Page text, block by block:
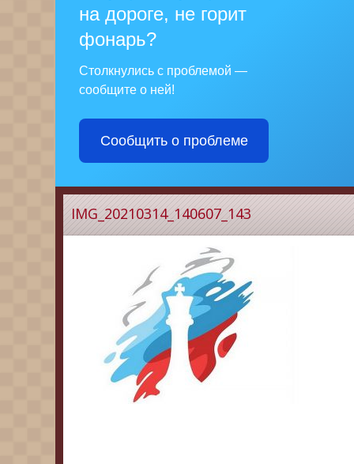
на дороге, не горит
фонарь?
Столкнулись с проблемой —
сообщите о ней!
Сообщить о проблеме
IMG_20210314_140607_143